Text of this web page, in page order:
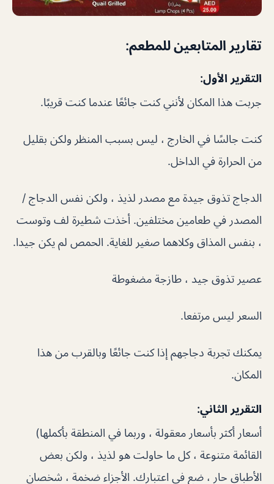
تقارير المتابعين للمطعم:
التقرير الأول:
جربت هذا المكان لأنني كنت جائعًا عندما كنت قريبًا.
كنت جالسًا في الخارج ، ليس بسبب المنظر ولكن بقليل
من الحرارة في الداخل.
الدجاج تذوق جيدة مع مصدر لذيذ ، ولكن نفس الدجاج /
المصدر في طعامين مختلفين. أخذت شطيرة لف وتوست
، بنفس المذاق وكلاهما صغير للغاية. الحمص لم يكن جيدا.
عصير تذوق جيد ، طازجة مضغوطة
السعر ليس مرتفعا.
يمكنك تجربة دجاجهم إذا كنت جائعًا وبالقرب من هذا
المكان.
التقرير الثاني:
أسعار أكثر بأسعار معقولة ، وربما في المنطقة بأكملها)
القائمة متنوعة ، كل ما حاولت هو لذيذ ، ولكن بعض
الأطباق حار ، ضع في اعتبارك. الأجزاء ضخمة ، شخصان